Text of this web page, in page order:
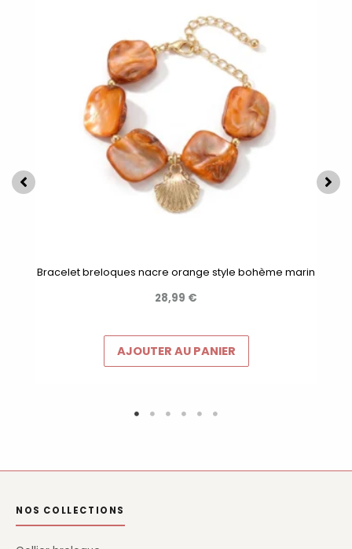
Bracelet breloques nacre orange style bohème marin
28,99 €
AJOUTER AU PANIER
NOS COLLECTIONS